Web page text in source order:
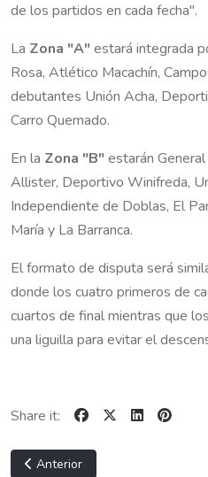
de los partidos en cada fecha".
La Zona "A"estará integrada
Rosa, Atlético Macachín,
debutantes Unión Acha,
Carro Quemado.
En la Zona "B"estarán
Allister, Deportivo Winifreda,
Independiente de Doblas, El
María y La Barranca.
El formato de disputa será
donde los cuatro primeros de
cuartos de final mientras que
una liguilla para evitar el
Share it:
Artículo anterior: FUTBOL X
Anterior